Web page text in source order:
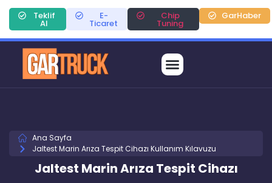
Teklif
Al
E-
Ticaret
Chip
Tuning
GarHaber
Ana Sayfa
Jaltest Marin Arıza Tespit Cihazı Kullanım Kılavuzu
Jaltest Marin Arıza Tespit Cihazı